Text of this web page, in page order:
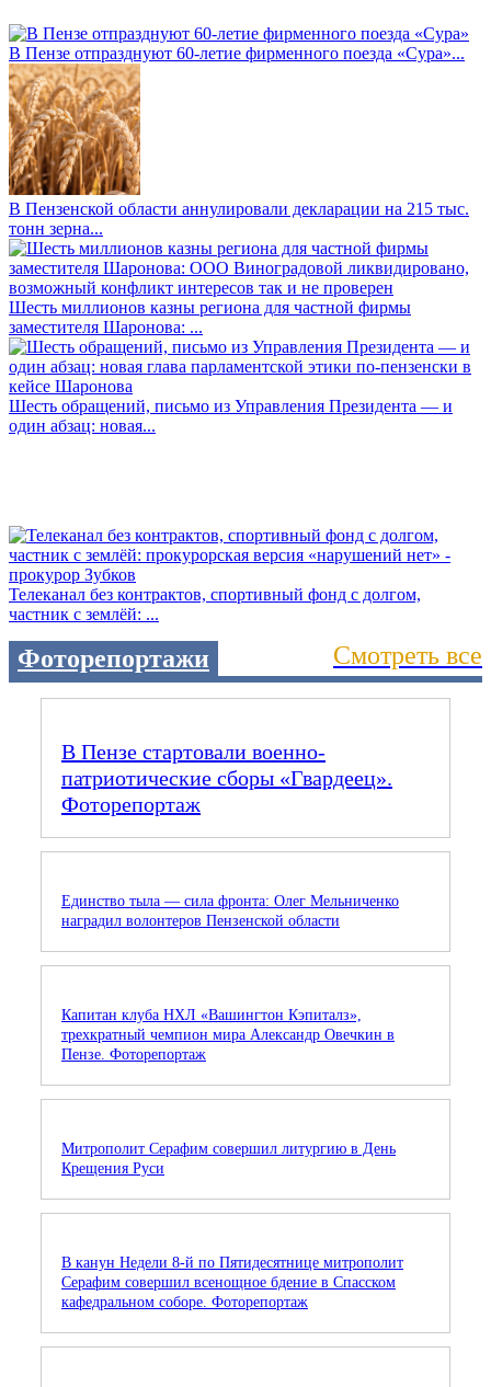
В Пензе отпразднуют 60-летие фирменного поезда «Сура»...
В Пензенской области аннулировали декларации на 215 тыс.
тонн зерна...
Шесть миллионов казны региона для частной фирмы
заместителя Шаронова: ...
Шесть обращений, письмо из Управления Президента — и
один абзац: новая...
Телеканал без контрактов, спортивный фонд с долгом,
частник с землёй: ...
Фоторепортажи Смотреть все
В Пензе стартовали военно-
патриотические сборы «Гвардеец».
Фоторепортаж
Единство тыла — сила фронта: Олег Мельниченко
наградил волонтеров Пензенской области
Капитан клуба НХЛ «Вашингтон Кэпиталз»,
трехкратный чемпион мира Александр Овечкин в
Пензе. Фоторепортаж
Митрополит Серафим совершил литургию в День
Крещения Руси
В канун Недели 8-й по Пятидесятнице митрополит
Серафим совершил всенощное бдение в Спасском
кафедральном соборе. Фоторепортаж